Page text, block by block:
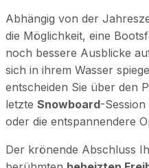
Abhängig von der
die Möglichkeit, eine
noch bessere Ausblicke
sich in ihrem Wasser
entscheiden Sie über den
letzte Snowboard-
oder die entspannendere
Der krönende Abschluss